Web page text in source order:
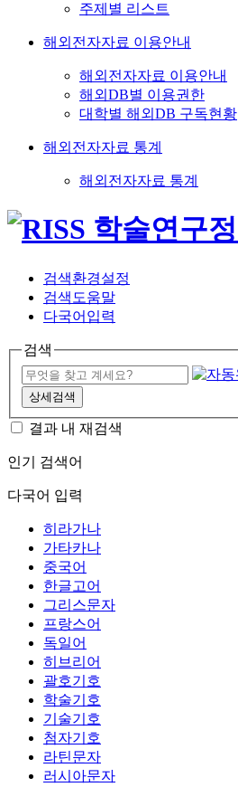
주제별 리스트
해외전자자료 이용안내
해외전자자료 이용안내
해외DB별 이용권한
대학별 해외DB 구독현황
해외전자자료 통계
해외전자자료 통계
검색환경설정
검색도움말
다국어입력
검색
상세검색
결과 내 재검색
인기 검색어
다국어 입력
히라가나
가타카나
중국어
한글고어
그리스문자
프랑스어
독일어
히브리어
괄호기호
학술기호
기술기호
첨자기호
라틴문자
러시아문자